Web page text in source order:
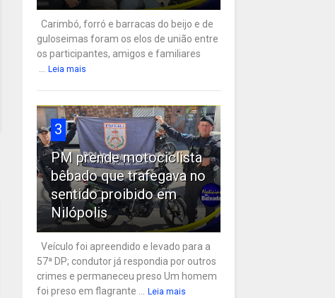
Carimbó, forró e barracas do beijo e de
guloseimas foram os elos de união entre
os participantes, amigos e familiares
... Leia mais
3
PM prende motociclista
bêbado que trafegava no
sentido proibido em
Nilópolis
Veículo foi apreendido e levado para a
57ª DP; condutor já respondia por outros
crimes e permaneceu preso Um homem
foi preso em flagrante ... Leia mais